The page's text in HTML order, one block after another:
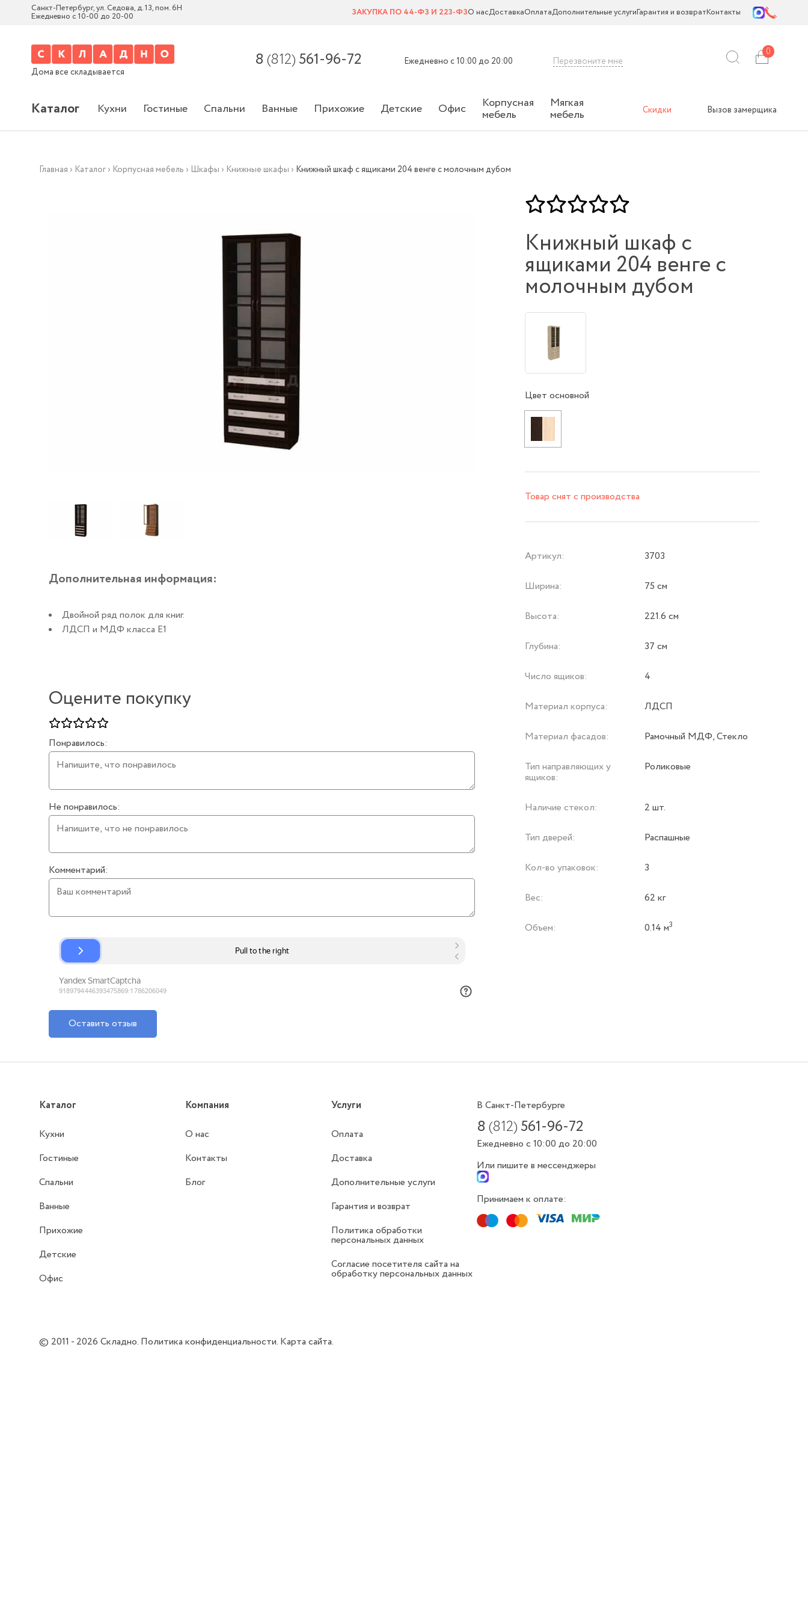
Санкт-Петербург, ул. Седова, д. 13, пом. 6Н
Ежедневно с 10-00 до 20-00 ЗАКУПКА ПО 44-ФЗ И 223-ФЗО насДоставкаОплатаДополнительные услугиГарантия и возвратКонтакты
Дома все складывается
8 (812) 561-96-72 Ежедневно с 10:00 до 20:00 Перезвоните мне
0
Каталог Кухни Гостиные Спальни Ванные Прихожие Детские Офис Корпусная
мебель
Мягкая
мебель Скидки Вызов замерщика
Главная › Каталог › Корпусная мебель › Шкафы › Книжные шкафы › Книжный шкаф с ящиками 204 венге с молочным дубом
Дополнительная информация:
Двойной ряд полок для книг.
ЛДСП и МДФ класса Е1
Оцените покупку
Понравилось:
Не понравилось:
Комментарий:
Оставить отзыв
Книжный шкаф с
ящиками 204 венге с
молочным дубом
Цвет основной
Товар снят с производства
Артикул: 3703
Ширина: 75 см
Высота: 221.6 см
Глубина: 37 см
Число ящиков: 4
Материал корпуса: ЛДСП
Материал фасадов: Рамочный МДФ, Стекло
Тип направляющих у
ящиков:
Роликовые
Наличие стекол: 2 шт.
Тип дверей: Распашные
Кол-во упаковок: 3
Вес: 62 кг
Объем: 0.14 м3
Каталог
Кухни
Гостиные
Спальни
Ванные
Прихожие
Детские
Офис
Компания
О нас
Контакты
Блог
Услуги
Оплата
Доставка
Дополнительные услуги
Гарантия и возврат
Политика обработки
персональных данных
Согласие посетителя сайта на
обработку персональных данных
В Санкт-Петербурге
8(812) 561-96-72
Ежедневно с 10:00 до 20:00
Или пишите в мессенджеры
Принимаем к оплате:
© 2011 - 2026Складно. Политика конфиденциальности. Карта сайта.